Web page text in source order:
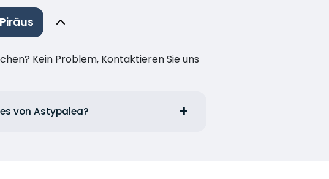
Kein Problem, Kontaktieren Sie uns
von Astypalea?